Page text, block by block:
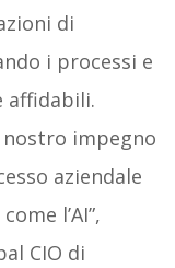
di
i processi e
affidabili.
nostro impegno
aziendale
l’AI”,
CIO di